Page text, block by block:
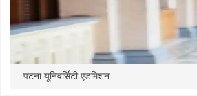
पटना यूनिवर्सिटी एडमिशन